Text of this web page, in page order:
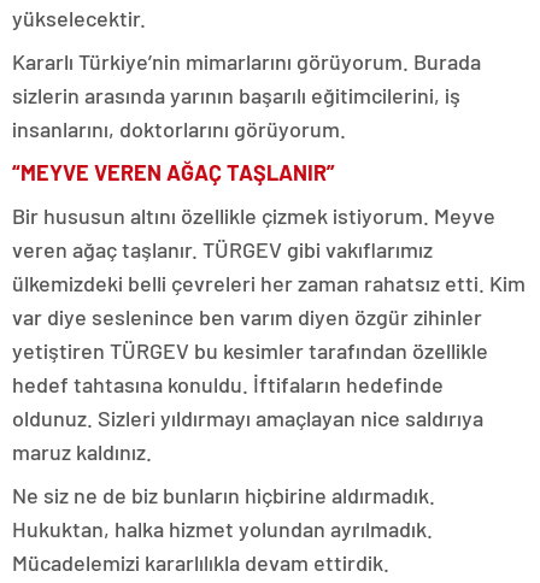
yükselecektir.
Kararlı Türkiye’nin mimarlarını görüyorum. Burada
sizlerin arasında yarının başarılı eğitimcilerini, iş
insanlarını, doktorlarını görüyorum.
“MEYVE VEREN AĞAÇ TAŞLANIR”
Bir hususun altını özellikle çizmek istiyorum. Meyve
veren ağaç taşlanır. TÜRGEV gibi vakıflarımız
ülkemizdeki belli çevreleri her zaman rahatsız etti. Kim
var diye seslenince ben varım diyen özgür zihinler
yetiştiren TÜRGEV bu kesimler tarafından özellikle
hedef tahtasına konuldu. İftifaların hedefinde
oldunuz. Sizleri yıldırmayı amaçlayan nice saldırıya
maruz kaldınız.
Ne siz ne de biz bunların hiçbirine aldırmadık.
Hukuktan, halka hizmet yolundan ayrılmadık.
Mücadelemizi kararlılıkla devam ettirdik.